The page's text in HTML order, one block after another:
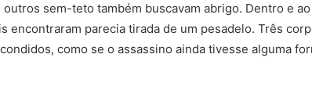
sem-teto também buscavam abrigo. Dentro e
encontraram parecia tirada de um pesadelo. Três
como se o assassino ainda tivesse alguma